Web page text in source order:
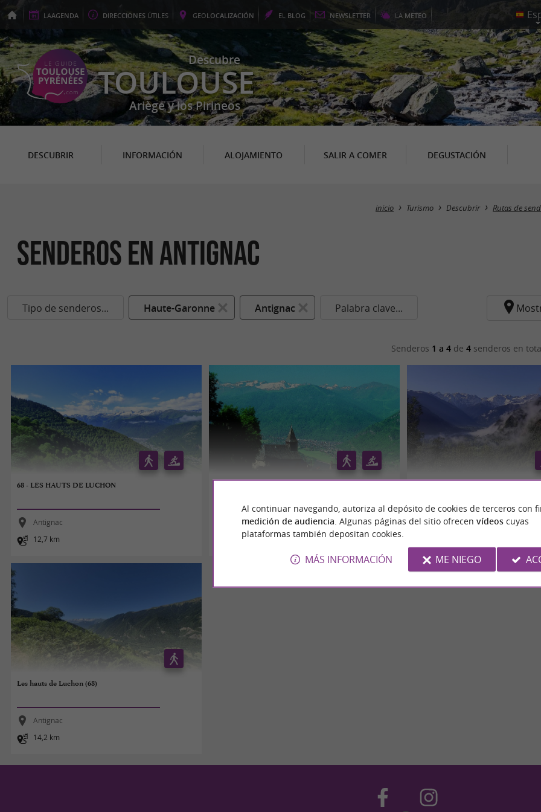
LAAGENDA DIRECCIONES ÚTILES GEOLOCALIZACIÓN EL BLOG NEWSLETTER LA METEO
Descubre
TOULOUSE
Ariège y los Pirineos
DESCUBRIR INFORMACIÓN ALOJAMIENTO SALIR A COMER DEGUSTACIÓN
inicio Turismo Descubrir Rutas de
senderos en Antignac
Tipo de senderos... Haute-Garonne Antignac Palabra clave...
Senderos 1 a 4 de4 senderos en
68 - LES HAUTS DE LUCHON
Antignac
12,7 km
Antignac
4,6 km
Antignac
Les hauts de Luchon (68)
Antignac
14,2 km
Al continuar navegando, autoriza al depósito de cookies de terceros con
medición de audiencia . Algunas páginas del sitio ofrecen vídeoscuyas
plataformas también depositan cookies.
MÁS INFORMACIÓN ME NIEGO